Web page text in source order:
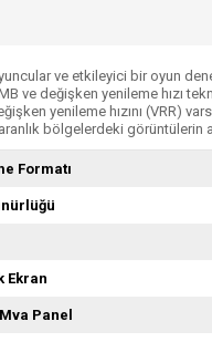
ve etkileyici bir oyun
ve değişken yenileme hızı
yenileme hızını (VRR)
bölgelerdeki görüntülerin
Formatı
Ekran
Panel